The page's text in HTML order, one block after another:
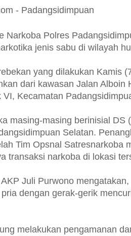
- Padangsidimpuan
Narkoba Polres
jenis sabu di wilayah
yang dilakukan Kamis
dari kawasan Jalan Alboin
VI, Kecamatan
masing-masing berinisial DS
Selatan.
Tim Opsnal Satresnarkoba
transaksi narkoba di lokasi
Juli Purwono
dengan gerak-gerik
melakukan pengamanan